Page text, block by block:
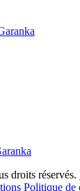
droits réservés.
Politique de